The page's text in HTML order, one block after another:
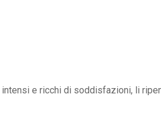
e ricchi di soddisfazioni, li